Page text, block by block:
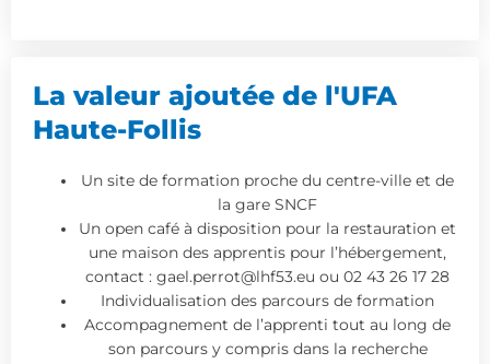
La valeur ajoutée de l'UFA
Haute-Follis
Un site de formation proche du centre-ville et de
la gare SNCF
Un open café à disposition pour la restauration et
une maison des apprentis pour l’hébergement,
contact : gael.perrot@lhf53.eu ou 02 43 26 17 28
Individualisation des parcours de formation
Accompagnement de l’apprenti tout au long de
son parcours y compris dans la recherche